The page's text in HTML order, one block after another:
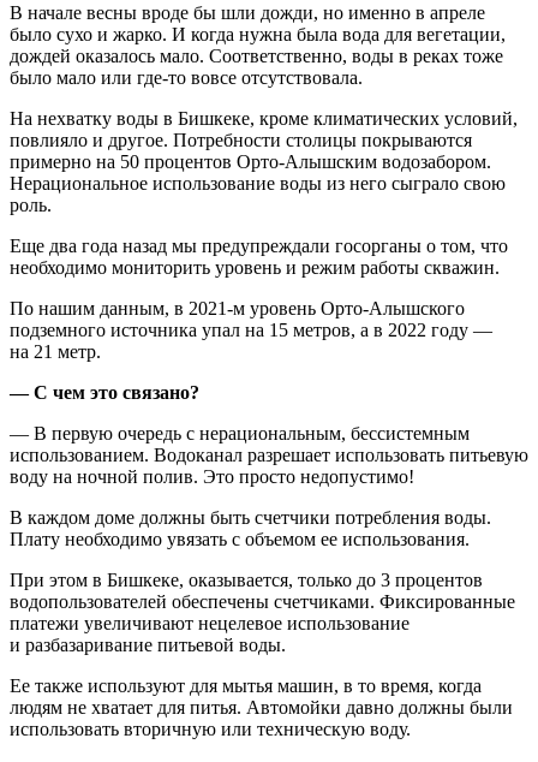
В начале весны вроде бы шли дожди, но именно в апреле
было сухо и жарко. И когда нужна была вода для вегетации,
дождей оказалось мало. Соответственно, воды в реках тоже
было мало или где-то вовсе отсутствовала.
На нехватку воды в Бишкеке, кроме климатических условий,
повлияло и другое. Потребности столицы покрываются
примерно на 50 процентов Орто-Алышским водозабором.
Нерациональное использование воды из него сыграло свою
роль.
Еще два года назад мы предупреждали госорганы о том, что
необходимо мониторить уровень и режим работы скважин.
По нашим данным, в 2021-м уровень Орто-Алышского
подземного источника упал на 15 метров, а в 2022 году —
на 21 метр.
— С чем это связано?
— В первую очередь с нерациональным, бессистемным
использованием. Водоканал разрешает использовать питьевую
воду на ночной полив. Это просто недопустимо!
В каждом доме должны быть счетчики потребления воды.
Плату необходимо увязать с объемом ее использования.
При этом в Бишкеке, оказывается, только до 3 процентов
водопользователей обеспечены счетчиками. Фиксированные
платежи увеличивают нецелевое использование
и разбазаривание питьевой воды.
Ее также используют для мытья машин, в то время, когда
людям не хватает для питья. Автомойки давно должны были
использовать вторичную или техническую воду.